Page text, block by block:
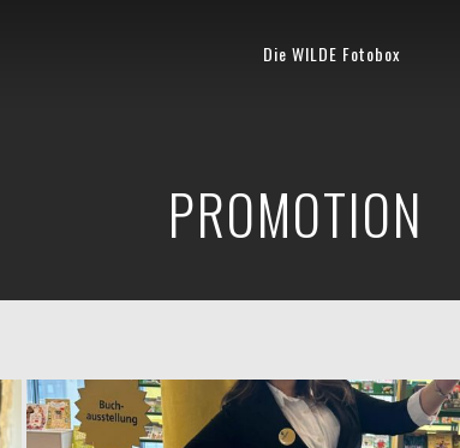
Die WILDE Fotobox
PROMOTION